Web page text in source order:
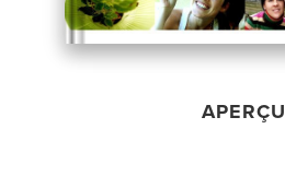
APERÇU